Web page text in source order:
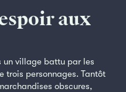
aux
un village battu par les
trois personnages. Tantôt
obscures,